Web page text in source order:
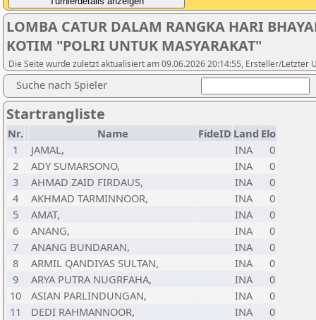
LOMBA CATUR DALAM RANGKA HARI
KOTIM "POLRI UNTUK MASYARAKAT"
Die Seite wurde zuletzt aktualisiert am 09.06.2026 20:14:55, Ersteller/Letzter
Suche nach Spieler
Startrangliste
Nr. Name FideID Land Elo
1
JAMAL, INA
0
2
ADY SUMARSONO, INA
0
3
AHMAD ZAID FIRDAUS, INA
0
4
AKHMAD TARMINNOOR, INA
0
5
AMAT, INA
0
6
ANANG, INA
0
7
ANANG BUNDARAN, INA
0
8
ARMIL QANDIYAS SULTAN, INA
0
9
ARYA PUTRA NUGRFAHA, INA
0
10
ASIAN PARLINDUNGAN, INA
0
11
DEDI RAHMANNOOR, INA
0